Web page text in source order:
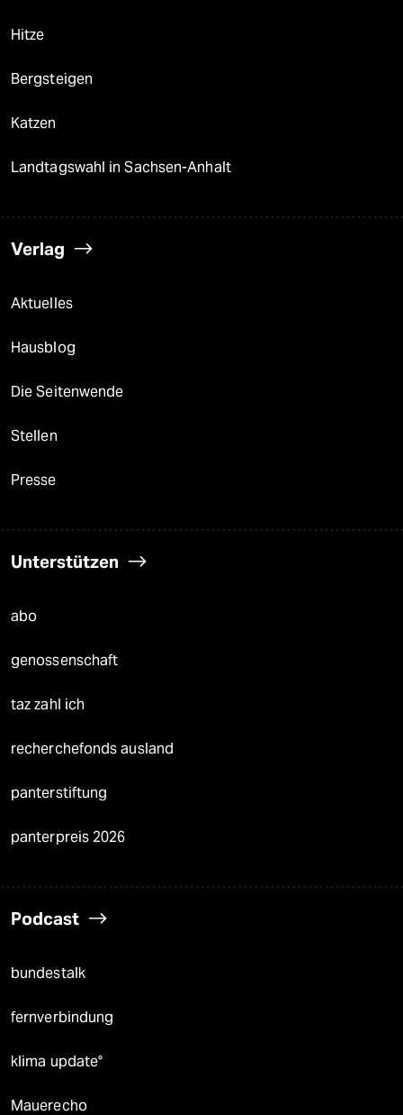
Hitze
Bergsteigen
Katzen
Landtagswahl in Sachsen-Anhalt
Verlag
Aktuelles
Hausblog
Die Seitenwende
Stellen
Presse
Unterstützen
abo
genossenschaft
taz zahl ich
recherchefonds ausland
panterstiftung
panterpreis 2026
Podcast
bundestalk
fernverbindung
klima update°
Mauerecho